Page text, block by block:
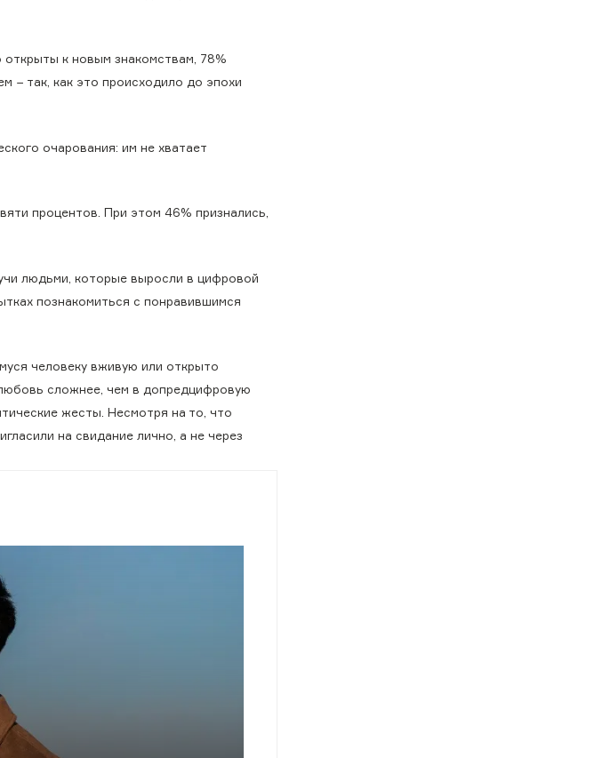
к новым знакомствам, 78%
− так, как это происходило до эпохи
очарования: им не хватает
процентов. При этом 46% признались,
людьми, которые выросли в цифровой
познакомиться с понравившимся
человеку вживую или открыто
сложнее, чем в допредцифровую
жесты. Несмотря на то, что
на свидание лично, а не через